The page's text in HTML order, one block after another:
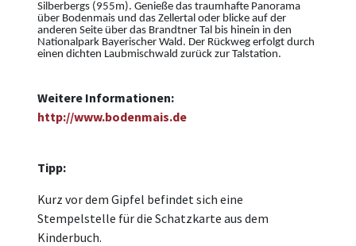
Silberbergs (955m). Genieße das traumhafte Panorama
über Bodenmais und das Zellertal oder blicke auf der
anderen Seite über das Brandtner Tal bis hinein in den
Nationalpark Bayerischer Wald. Der Rückweg erfolgt durch
einen dichten Laubmischwald zurück zur Talstation.
Weitere Informationen:
http://www.bodenmais.de
Tipp:
Kurz vor dem Gipfel befindet sich eine
Stempelstelle für die Schatzkarte aus dem
Kinderbuch.